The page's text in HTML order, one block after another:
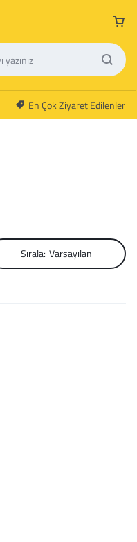
En Çok Ziyaret Edilenler
Sırala: Varsayılan